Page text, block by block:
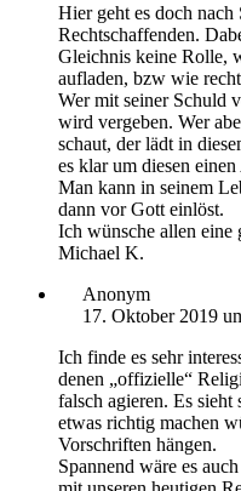
Hier geht es doch nach
Rechtschaffenden.
Gleichnis keine Rolle,
aufladen, bzw wie
Wer mit seiner Schuld
wird vergeben. Wer
schaut, der lädt in
es klar um diesen
Man kann in seinem
dann vor Gott einlöst.
Ich wünsche allen eine
Michael K.
Anonym
17. Oktober 2019
Ich finde es sehr
denen „offizielle“
falsch agieren. Es sieht
etwas richtig machen
Vorschriften hängen.
Spannend wäre es